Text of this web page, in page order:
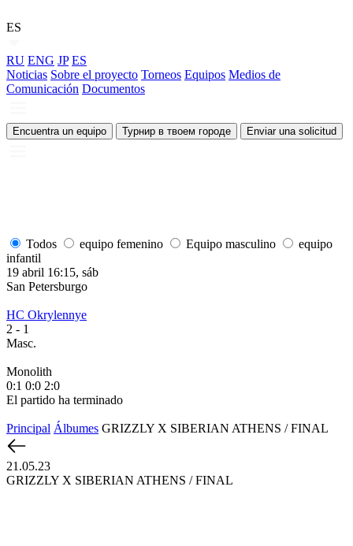
ES
RU ENG JP ES
Noticias Sobre el proyecto Torneos Equipos Medios de
Comunicación Documentos
Encuentra un equipo Турнир в твоем городе Enviar una solicitud
Todos equipo femenino Equipo masculino
equipo
infantil
19 abril 16:15, sáb
San Petersburgo
HC Okrylennye
2 - 1
Masc.
Monolith
0:1 0:0 2:0
El partido ha terminado
Principal Álbumes GRIZZLY X SIBERIAN ATHENS / FINAL
21.05.23
GRIZZLY X SIBERIAN ATHENS / FINAL